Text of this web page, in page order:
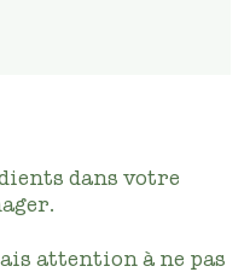
dans votre
attention à ne pas